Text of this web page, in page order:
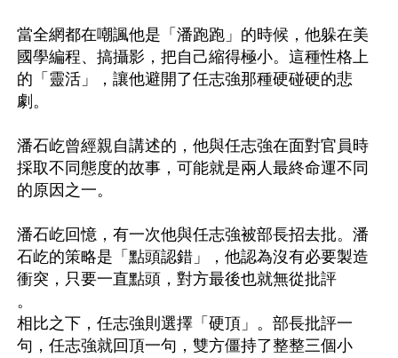
當全網都在嘲諷他是「潘跑跑」的時候，他躲在美
國學編程、搞攝影，把自己縮得極小。這種性格上
的「靈活」，讓他避開了任志強那種硬碰硬的悲
劇。
潘石屹曾經親自講述的，他與任志強在面對官員時
採取不同態度的故事，可能就是兩人最終命運不同
的原因之一。
潘石屹回憶，有一次他與任志強被部長招去批。潘
石屹的策略是「點頭認錯」，他認為沒有必要製造
衝突，只要一直點頭，對方最後也就無從批評
。
相比之下，任志強則選擇「硬頂」。部長批評一
句，任志強就回頂一句，雙方僵持了整整三個小